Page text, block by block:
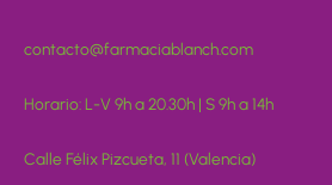
contacto@farmaciablanch.com
Horario: L-V 9h a 20.30h | S 9h a 14h
Calle Félix Pizcueta, 11 (Valencia)